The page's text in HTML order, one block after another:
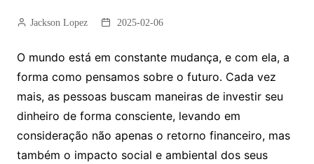
Jackson Lopez 2025-02-06
O mundo está em constante mudança, e com ela, a
forma como pensamos sobre o futuro. Cada vez
mais, as pessoas buscam maneiras de investir seu
dinheiro de forma consciente, levando em
consideração não apenas o retorno financeiro, mas
também o impacto social e ambiental dos seus